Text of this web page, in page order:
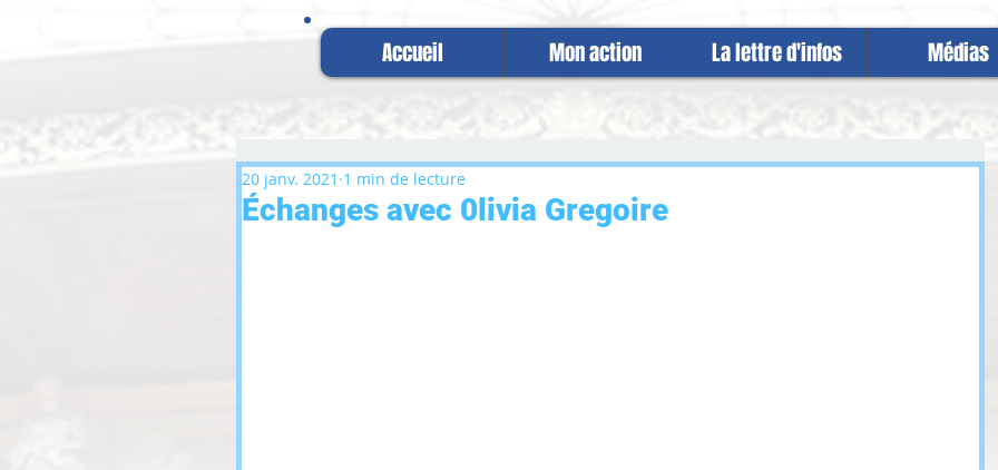
Accueil Mon action La lettre d'infos Médias
Échanges avec 0livia Gregoire
20 janv. 2021 1 min de lecture